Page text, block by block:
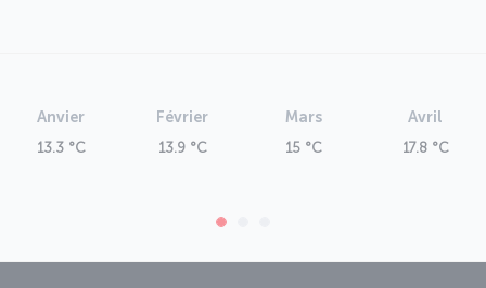
Anvier
13.3 °C
Février
13.9 °C
Mars
15 °C
Avril
17.8 °C